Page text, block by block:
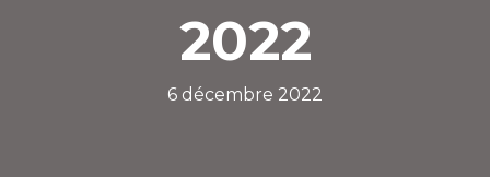
2022
6 décembre 2022